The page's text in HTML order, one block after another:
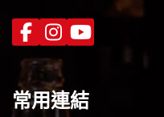
常用連結